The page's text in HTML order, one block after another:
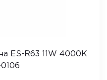
ES-R63 11W 4000K